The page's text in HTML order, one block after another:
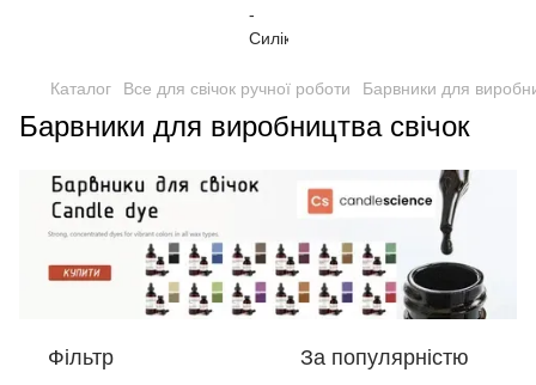
Каталог Все для свічок ручної роботи Барвники для
Барвники для виробництва свічок
Фільтр За популярністю